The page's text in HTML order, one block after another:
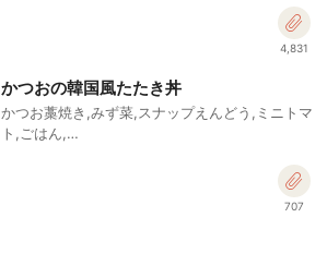
4,831
かつおの韓国風たたき丼
かつお藁焼き,みず菜,スナップえんどう,ミニトマ
ト,ごはん,…
707